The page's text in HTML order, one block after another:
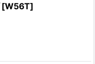
[W56T]